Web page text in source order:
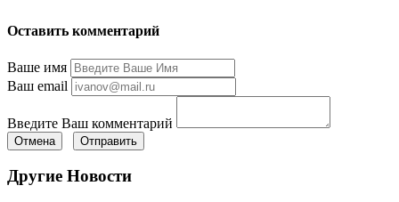
Оставить комментарий
Ваше имя
Ваш email
Введите Ваш комментарий
Отмена Отправить
Другие Новости